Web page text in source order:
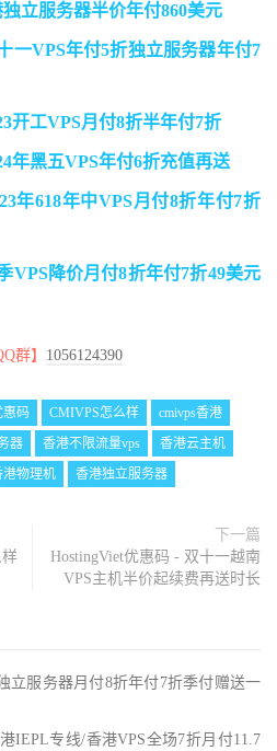
立服务器半价年付860美元
一VPS年付5折独立服务器年付7
开工VPS月付8折半年付7折
年黑五VPS年付6折充值再送
年618年中VPS月付8折年付7折
VPS降价月付8折年付7折49美元
群】 1056124390
惠码 CMIVPS怎么样
cmivps香港
器 香港不限流量vps
香港云主机
港物理机 香港独立服务器
样
下一篇
HostingViet优惠码 - 双十一越南
VPS主机半价起续费再送时长
立服务器月付8折年付7折季付赠送一
IEPL专线/香港VPS全场7折月付11.7